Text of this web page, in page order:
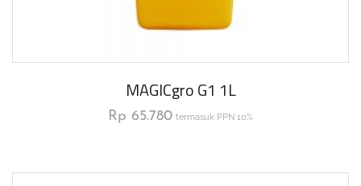
MAGICgro G1 1L
Rp 65.780 termasuk PPN 10%